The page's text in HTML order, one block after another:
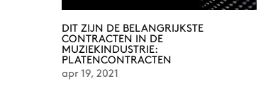
DIT ZIJN DE BELANGRIJKSTE
CONTRACTEN IN DE
MUZIEKINDUSTRIE:
PLATENCONTRACTEN
apr 19, 2021